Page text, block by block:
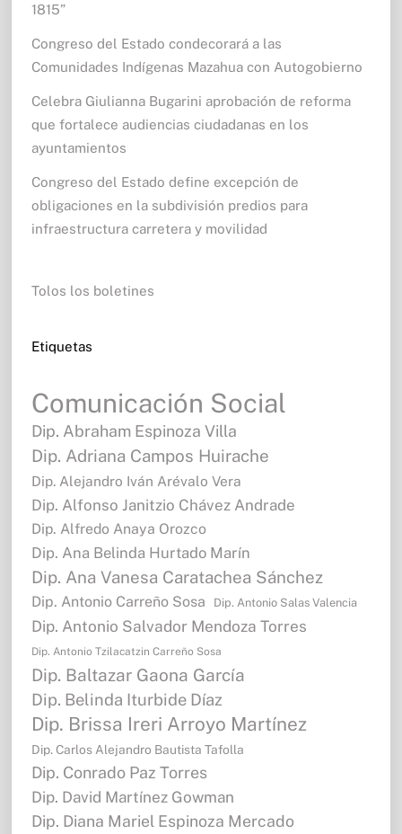
1815”
Congreso del Estado condecorará a las
Comunidades Indígenas Mazahua con Autogobierno
Celebra Giulianna Bugarini aprobación de reforma
que fortalece audiencias ciudadanas en los
ayuntamientos
Congreso del Estado define excepción de
obligaciones en la subdivisión predios para
infraestructura carretera y movilidad
Tolos los boletines
Etiquetas
Comunicación Social
Dip. Abraham Espinoza Villa
Dip. Adriana Campos Huirache
Dip. Alejandro Iván Arévalo Vera
Dip. Alfonso Janitzio Chávez Andrade
Dip. Alfredo Anaya Orozco
Dip. Ana Belinda Hurtado Marín
Dip. Ana Vanesa Caratachea Sánchez
Dip. Antonio Carreño Sosa Dip. Antonio Salas Valencia
Dip. Antonio Salvador Mendoza Torres
Dip. Antonio Tzilacatzin Carreño Sosa
Dip. Baltazar Gaona García
Dip. Belinda Iturbide Díaz
Dip. Brissa Ireri Arroyo Martínez
Dip. Carlos Alejandro Bautista Tafolla
Dip. Conrado Paz Torres
Dip. David Martínez Gowman
Dip. Diana Mariel Espinoza Mercado